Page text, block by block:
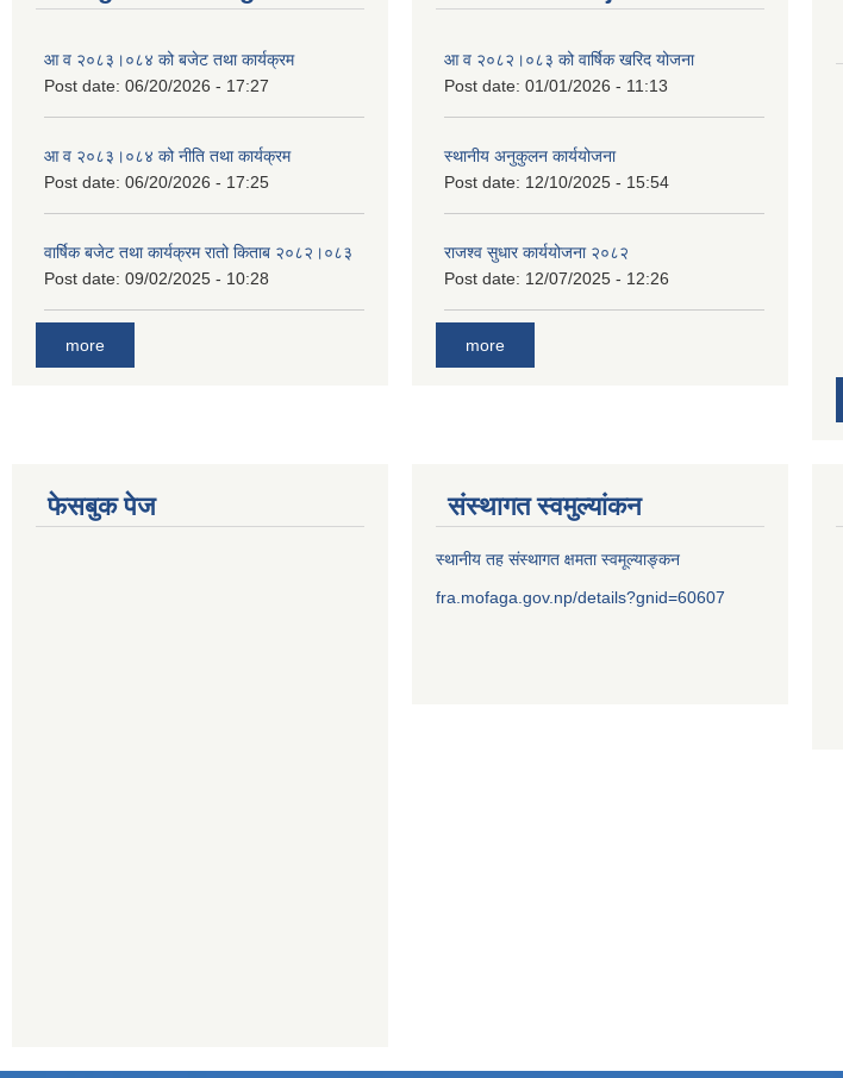
आ व २०८३।०८४ को बजेट तथा कार्यक्रम
Post date: 06/20/2026 - 17:27
आ व २०८३।०८४ को नीति तथा कार्यक्रम
Post date: 06/20/2026 - 17:25
वार्षिक बजेट तथा कार्यक्रम रातो किताब २०८२।०८३
Post date: 09/02/2025 - 10:28
more
आ व २०८२।०८३ को वार्षिक खरिद योजना
Post date: 01/01/2026 - 11:13
स्थानीय अनुकुलन कार्ययोजना
Post date: 12/10/2025 - 15:54
राजश्व सुधार कार्ययोजना २०८२
Post date: 12/07/2025 - 12:26
more
फेसबुक पेज संस्थागत स्वमुल्यांकन
स्थानीय तह संस्थागत क्षमता स्वमूल्याङ्कन
fra.mofaga.gov.np/details?gnid=60607